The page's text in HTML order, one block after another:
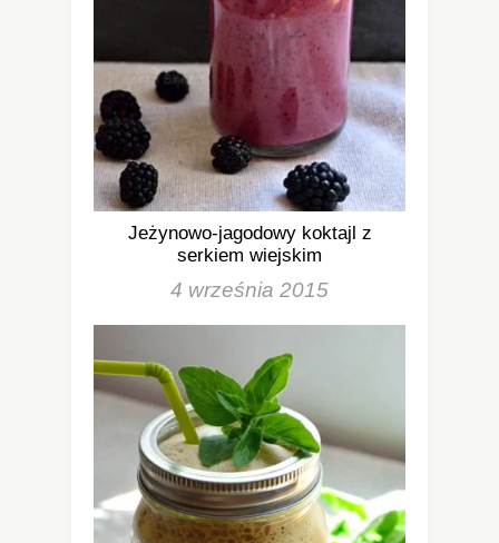
Jeżynowo-jagodowy koktajl z
serkiem wiejskim
4 września 2015